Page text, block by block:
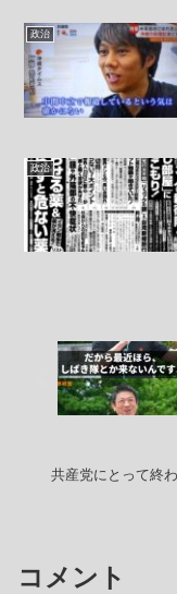
政治
政治
共産党にとって終
コメント